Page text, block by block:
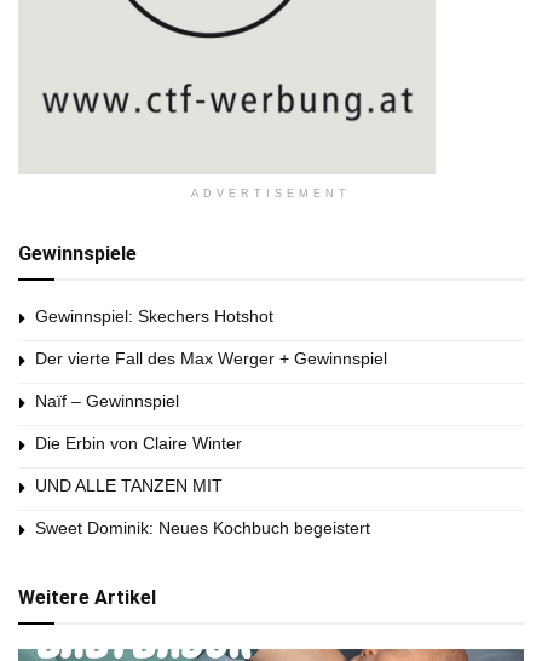
ADVERTISEMENT
Gewinnspiele
Gewinnspiel: Skechers Hotshot
Der vierte Fall des Max Werger + Gewinnspiel
Naïf – Gewinnspiel
Die Erbin von Claire Winter
UND ALLE TANZEN MIT
Sweet Dominik: Neues Kochbuch begeistert
Weitere Artikel